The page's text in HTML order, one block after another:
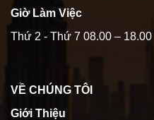
Giờ Làm Việc
Thứ 2 - Thứ 7 08.00 – 18.00
VỀ CHÚNG TÔI
Giới Thiệu